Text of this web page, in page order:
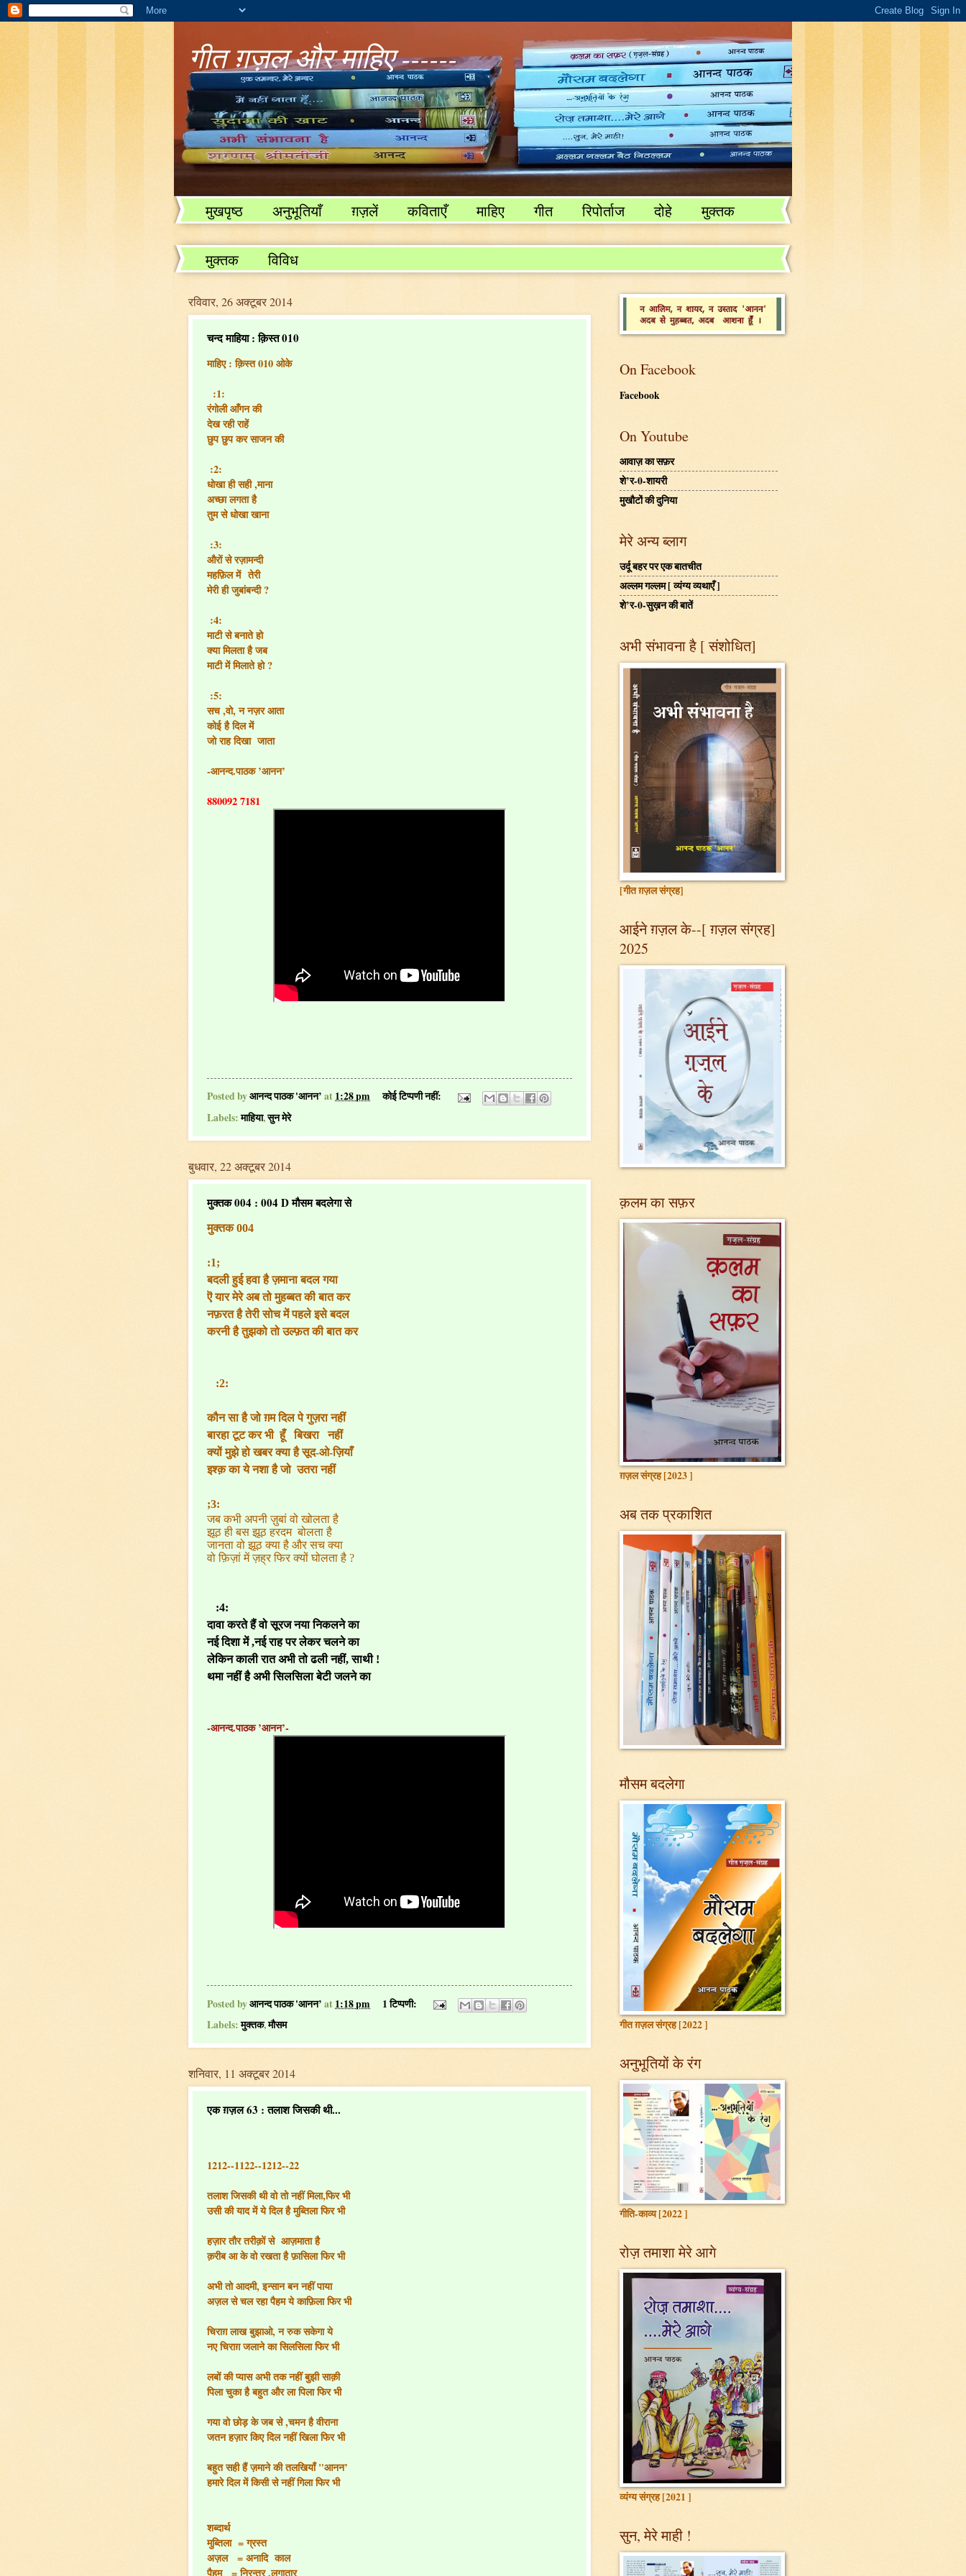
गीत ग़ज़ल और माहिए ------
मुखपृष्ठ अनुभूतियाँ ग़ज़लें कविताएँ माहिए गीत रिपोर्ताज दोहे
मुक्तक
विविध
मुक्तक
विविध
रविवार, 26 अक्टूबर 2014
चन्द माहिया : क़िस्त 010
माहिए : क़िस्त 010 ओके
:1:
रंगोली आँगन की
देख रही राहें
छुप छुप कर साजन की
:2:
धोखा ही सही ,माना
अच्छा लगता है
तुम से धोखा खाना
:3:
औरों से रज़ामन्दी
महफ़िल मेंतेरी
मेरी ही जुबांबन्दी ?
:4:
माटी से बनाते हो
क्या मिलता है जब
माटी में मिलाते हो ?
:5:
सच ,वो, न नज़र आता
कोई है दिल में
जो राह दिखा जाता
-आनन्द.पाठक ’आनन’
880092 7181
Posted byआनन्द पाठक 'आनन’ at1:28 pm
कोई टिप्पणी नहीं:
Labels:माहिया,सुन मेरे
बुधवार, 22 अक्टूबर 2014
मुक्तक 004 : 004 D मौसम बदलेगा से
मुक्तक 004
:1;
बदली हुई हवा है ज़माना बदल गया
ऎ यार मेरे अब तो मुहब्बत की बात कर
नफ़रत है तेरी सोच में पहले इसे बदल
करनी है तुझको तो उल्फ़त की बात कर
:2:
कौन सा है जो ग़म दिल पे गुज़रा नहीं
बारहा टूट कर भी हूँ बिखरा नहीं
क्यों मुझे हो खबर क्या है सूद-ओ-ज़ियाँ
इश्क़ का ये नशा है जो उतरा नहीं
;3:
जब कभी अपनी ज़ुबां वो खोलता है
झूठ ही बस झूठ हरदम बोलता है
जानता वो झूठ क्या है और सच क्या
वो फ़िज़ां में ज़ह्र फिर क्यों घोलता है ?
:4:
दावा करते हैं वो सूरज नया निकलने का
नई दिशा में ,नई राह पर लेकर चलने का
लेकिन काली रात अभी तो ढली नहीं, साथी !
थमा नहीं है अभी सिलसिला बेटी जलने का
-आनन्द.पाठक ’आनन’-
Posted byआनन्द पाठक 'आनन’ at1:18 pm
1 टिप्पणी:
Labels:मुक्तक,मौसम
शनिवार, 11 अक्टूबर 2014
एक ग़ज़ल 63 : तलाश जिसकी थी...
1212--1122--1212--22
तलाश जिसकी थी वो तो नहीं मिला,फिर भी
उसी की याद में ये दिल है मुब्तिला फिर भी
हज़ार तौर तरीक़ों से आज़माता है
क़रीब आ के वो रखता है फ़ासिला फिर भी
अभी तो आदमी, इन्सान बन नहीं पाया
अज़ल से चल रहा पैहम ये काफ़िला फिर भी
चिराग़ लाख बुझाओ, न रुक सकेगा ये
नए चिराग़ जलाने का सिलसिला फिर भी
लबों की प्यास अभी तक नहीं बुझी साक़ी
पिला चुका है बहुत और ला पिला फिर भी
गया वो छोड़ के जब से ,चमन है वीराना
जतन हज़ार किए दिल नहीं खिला फिर भी
बहुत सही हैं ज़माने की तलखियाँ "आनन’
हमारे दिल में किसी से नहीं गिला फिर भी
शब्दार्थ
मुब्तिला = ग्रस्त
अज़ल = अनादि काल
पैहम = निरन्तर ,लगातार
On Facebook
Facebook
On Youtube
आवाज़ का सफ़र
शे’र-0-शायरी
मुखौटों की दुनिया
मेरे अन्य ब्लाग
उर्दू बहर पर एक बातचीत
अल्लम गल्लम [ व्यंग्य व्यथाएँ ]
शे’र-0-सुख़न की बातें
अभी संभावना है [ संशोधित]
[गीत ग़ज़ल संग्रह]
आईने ग़ज़ल के--[ ग़ज़ल संग्रह]
2025
क़लम का सफ़र
ग़ज़ल संग्रह [2023 ]
अब तक प्रकाशित
मौसम बदलेगा
गीत ग़ज़ल संग्रह [2022 ]
अनुभूतियों के रंग
गीति-काव्य [2022 ]
रोज़ तमाशा मेरे आगे
व्यंग्य संग्रह [2021 ]
सुन, मेरे माही !